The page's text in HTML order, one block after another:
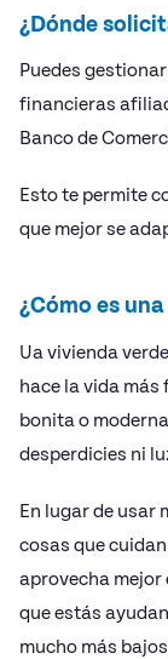
¿Dónde
Puedes
financieras
Banco de
Esto te permite
que mejor se
¿Cómo es
Ua vivienda
hace la vida más
bonita o
desperdicies ni
En lugar de usar
cosas que
aprovecha mejor
que estás
mucho más